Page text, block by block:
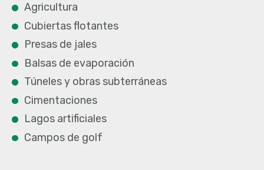
Agricultura
Cubiertas flotantes
Presas de jales
Balsas de evaporación
Túneles y obras subterráneas
Cimentaciones
Lagos artificiales
Campos de golf